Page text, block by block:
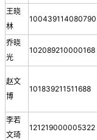
王晓
林
100439114080790
乔晓
光
102089210000168
赵文
博
101839211511688
李若
文琦
121219000005322